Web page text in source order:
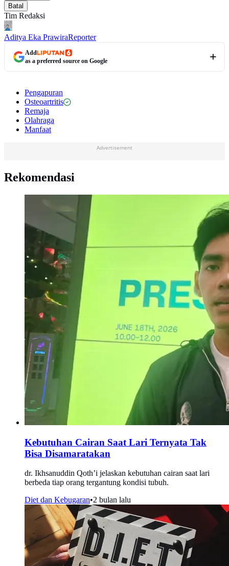
Batal
Tim Redaksi
Aditya Eka PrawiraReporter
Add
as a preferred source on Google
Pengapuran
Osteoartritis
Remaja
Olahraga
Manfaat
Advertisement
Rekomendasi
Kebutuhan Cairan Saat Lari Ternyata Tak
Bisa Disamaratakan
dr. Ikhsanuddin Qoth’i jelaskan kebutuhan cairan saat lari
berbeda tiap orang tergantung kondisi tubuh.
Diet dan Kebugaran•2 bulan lalu